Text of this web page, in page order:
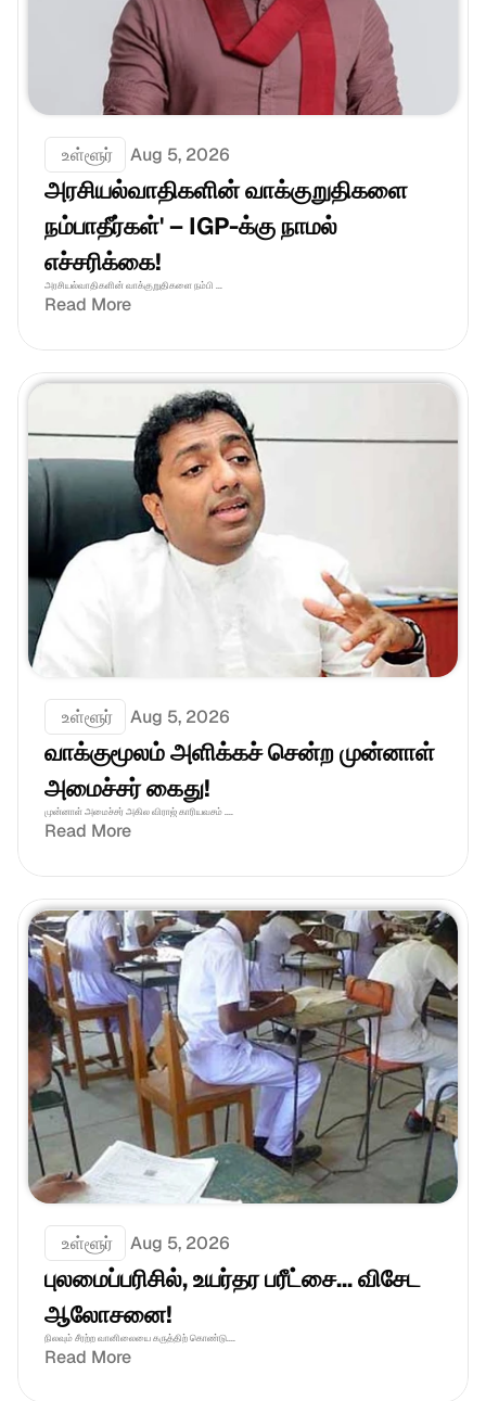
உள்ளூர் Aug 5, 2026
அரசியல்வாதிகளின் வாக்குறுதிகளை
நம்பாதீர்கள்' – IGP-க்கு நாமல்
எச்சரிக்கை!
அரசியல்வாதிகளின் வாக்குறுதிகளை நம்பி ...
Read More
உள்ளூர் Aug 5, 2026
வாக்குமூலம் அளிக்கச் சென்ற முன்னாள்
அமைச்சர் கைது!
முன்னாள் அமைச்சர் அகில விராஜ் காரியவசம் ....
Read More
உள்ளூர் Aug 5, 2026
புலமைப்பரிசில், உயர்தர பரீட்சை... விசேட
ஆலோசனை!
நிலவும் சீரற்ற வானிலையை கருத்திற் கொண்டு....
Read More